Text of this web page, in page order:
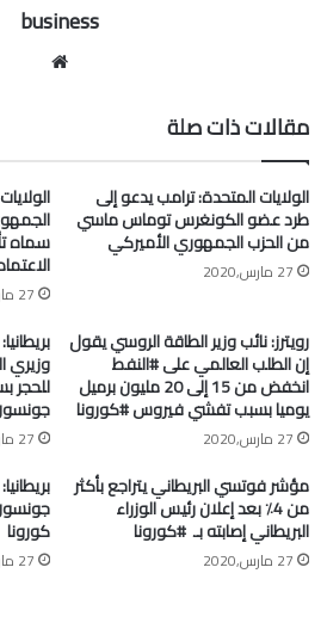
business
مقالات ذات صلة
الولايات المتحدة: ترامب يدعو إلى
طرد عضو الكونغرس توماس ماسي
من الحزب الجمهوري الأميركي
27 مارس,2020
سماه
27 مارس,2020
رويترز: نائب وزير الطاقة الروسي يقول
إن الطلب العالمي على #النفط
انخفض من 15 إلى 20 مليون برميل
يوميا بسبب تفشي فيروس #كورونا
27 مارس,2020
وزيري
للحجر
27 مارس,2020
مؤشر فوتسي البريطاني يتراجع بأكثر
من 4٪ بعد إعلان رئيس الوزراء
البريطاني إصابته بـ ⁧ #كورونا⁩
27 مارس,2020
كورونا
27 مارس,2020